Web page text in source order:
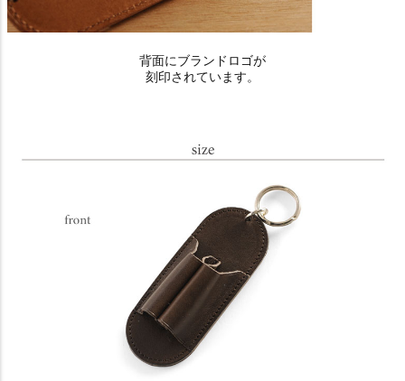
背面にブランドロゴが
刻印されています。